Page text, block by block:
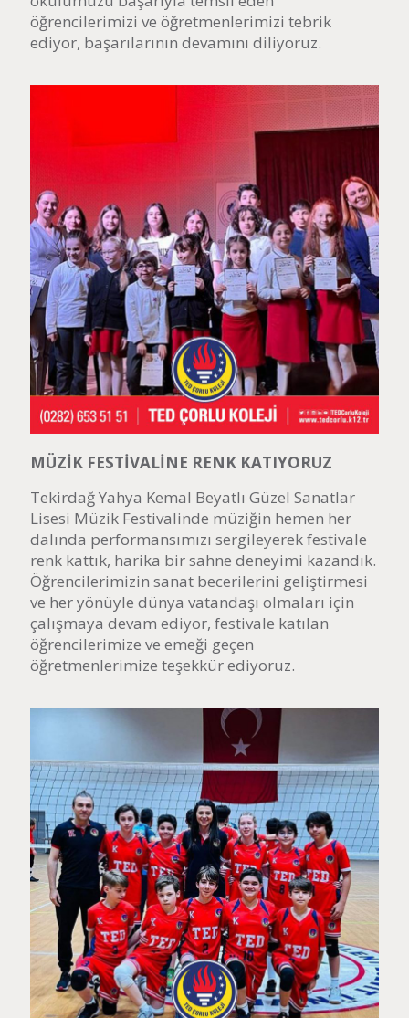
öğrencilerimizi ve öğretmenlerimizi tebrik
ediyor, başarılarının devamını diliyoruz.
MÜZİK FESTİVALİNE RENK KATIYORUZ
Tekirdağ Yahya Kemal Beyatlı Güzel Sanatlar
Lisesi Müzik Festivalinde müziğin hemen her
dalında performansımızı sergileyerek festivale
renk kattık, harika bir sahne deneyimi kazandık.
Öğrencilerimizin sanat becerilerini geliştirmesi
ve her yönüyle dünya vatandaşı olmaları için
çalışmaya devam ediyor, festivale katılan
öğrencilerimize ve emeği geçen
öğretmenlerimize teşekkür ediyoruz.